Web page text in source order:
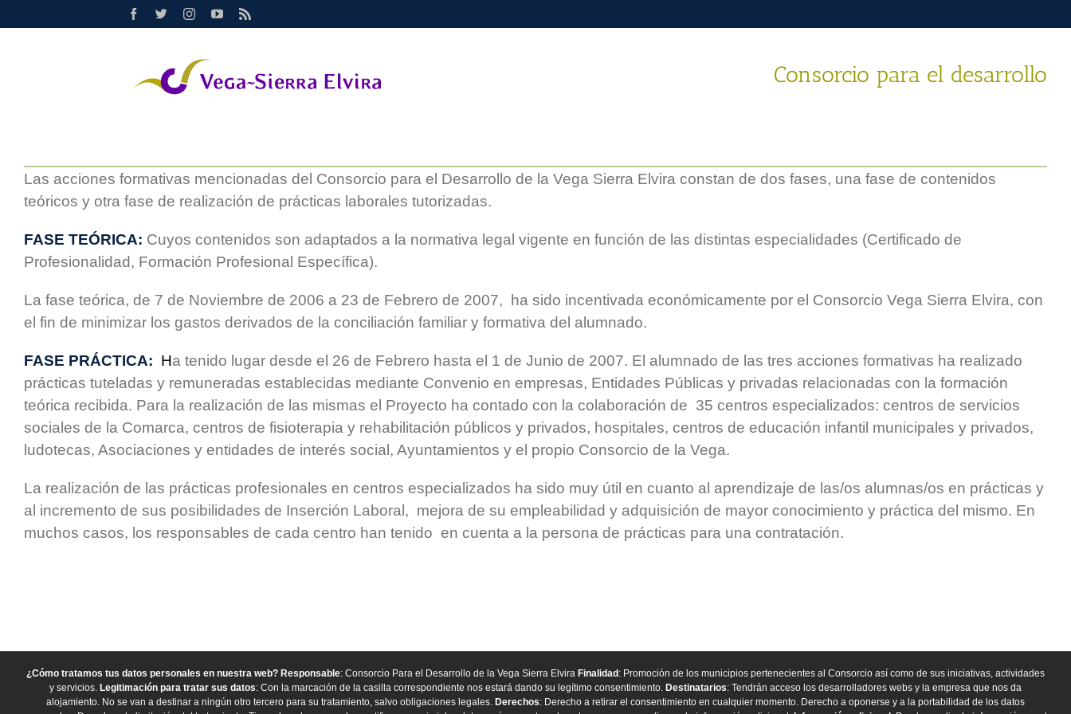
Facebook
TwitterInstagram
YouTube
Rss
Consorcio para el desarrollo
Las acciones formativas mencionadas del Consorcio para el Desarrollo de la Vega Sierra Elvira constan de dos fases, una fase de contenidos
teóricos y otra fase de realización de prácticas laborales tutorizadas.
FASE TEÓRICA: Cuyos contenidos son adaptados a la normativa legal vigente en función de las distintas especialidades (Certificado de
Profesionalidad, Formación Profesional Específica).
La fase teórica, de 7 de Noviembre de 2006 a 23 de Febrero de 2007, ha sido incentivada económicamente por el Consorcio Vega Sierra Elvira, con
el fin de minimizar los gastos derivados de la conciliación familiar y formativa del alumnado.
FASE PRÁCTICA: Ha tenido lugar desde el 26 de Febrero hasta el 1 de Junio de 2007. El alumnado de las tres acciones formativas ha realizado
prácticas tuteladas y remuneradas establecidas mediante Convenio en empresas, Entidades Públicas y privadas relacionadas con la formación
teórica recibida. Para la realización de las mismas el Proyecto ha contado con la colaboración de 35 centros especializados: centros de servicios
sociales de la Comarca, centros de fisioterapia y rehabilitación públicos y privados, hospitales, centros de educación infantil municipales y privados,
ludotecas, Asociaciones y entidades de interés social, Ayuntamientos y el propio Consorcio de la Vega.
La realización de las prácticas profesionales en centros especializados ha sido muy útil en cuanto al aprendizaje de las/os alumnas/os en prácticas y
al incremento de sus posibilidades de Inserción Laboral, mejora de su empleabilidad y adquisición de mayor conocimiento y práctica del mismo. En
muchos casos, los responsables de cada centro han tenido en cuenta a la persona de prácticas para una contratación.
¿Cómo tratamos tus datos personales en nuestra web? Responsable: Consorcio Para el Desarrollo de la Vega Sierra Elvira Finalidad : Promoción de los municipios pertenecientes al Consorcio así como de sus iniciativas, actividades
y servicios. Legitimación para tratar sus datos: Con la marcación de la casilla correspondiente nos estará dando su legítimo consentimiento. Destinatarios: Tendrán acceso los desarrolladores webs y la empresa que nos da
alojamiento. No se van a destinar a ningún otro tercero para su tratamiento, salvo obligaciones legales. Derechos: Derecho a retirar el consentimiento en cualquier momento. Derecho a oponerse y a la portabilidad de los datos